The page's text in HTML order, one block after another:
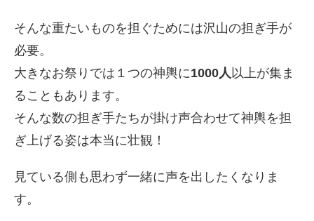
そんな重たいものを担ぐためには沢山の担ぎ手が
必要。
大きなお祭りでは１つの神輿に1000人 以上が集ま
ることもあります。
そんな数の担ぎ手たちが掛け声合わせて神輿を担
ぎ上げる姿は本当に壮観！
見ている側も思わず一緒に声を出したくなりま
す。